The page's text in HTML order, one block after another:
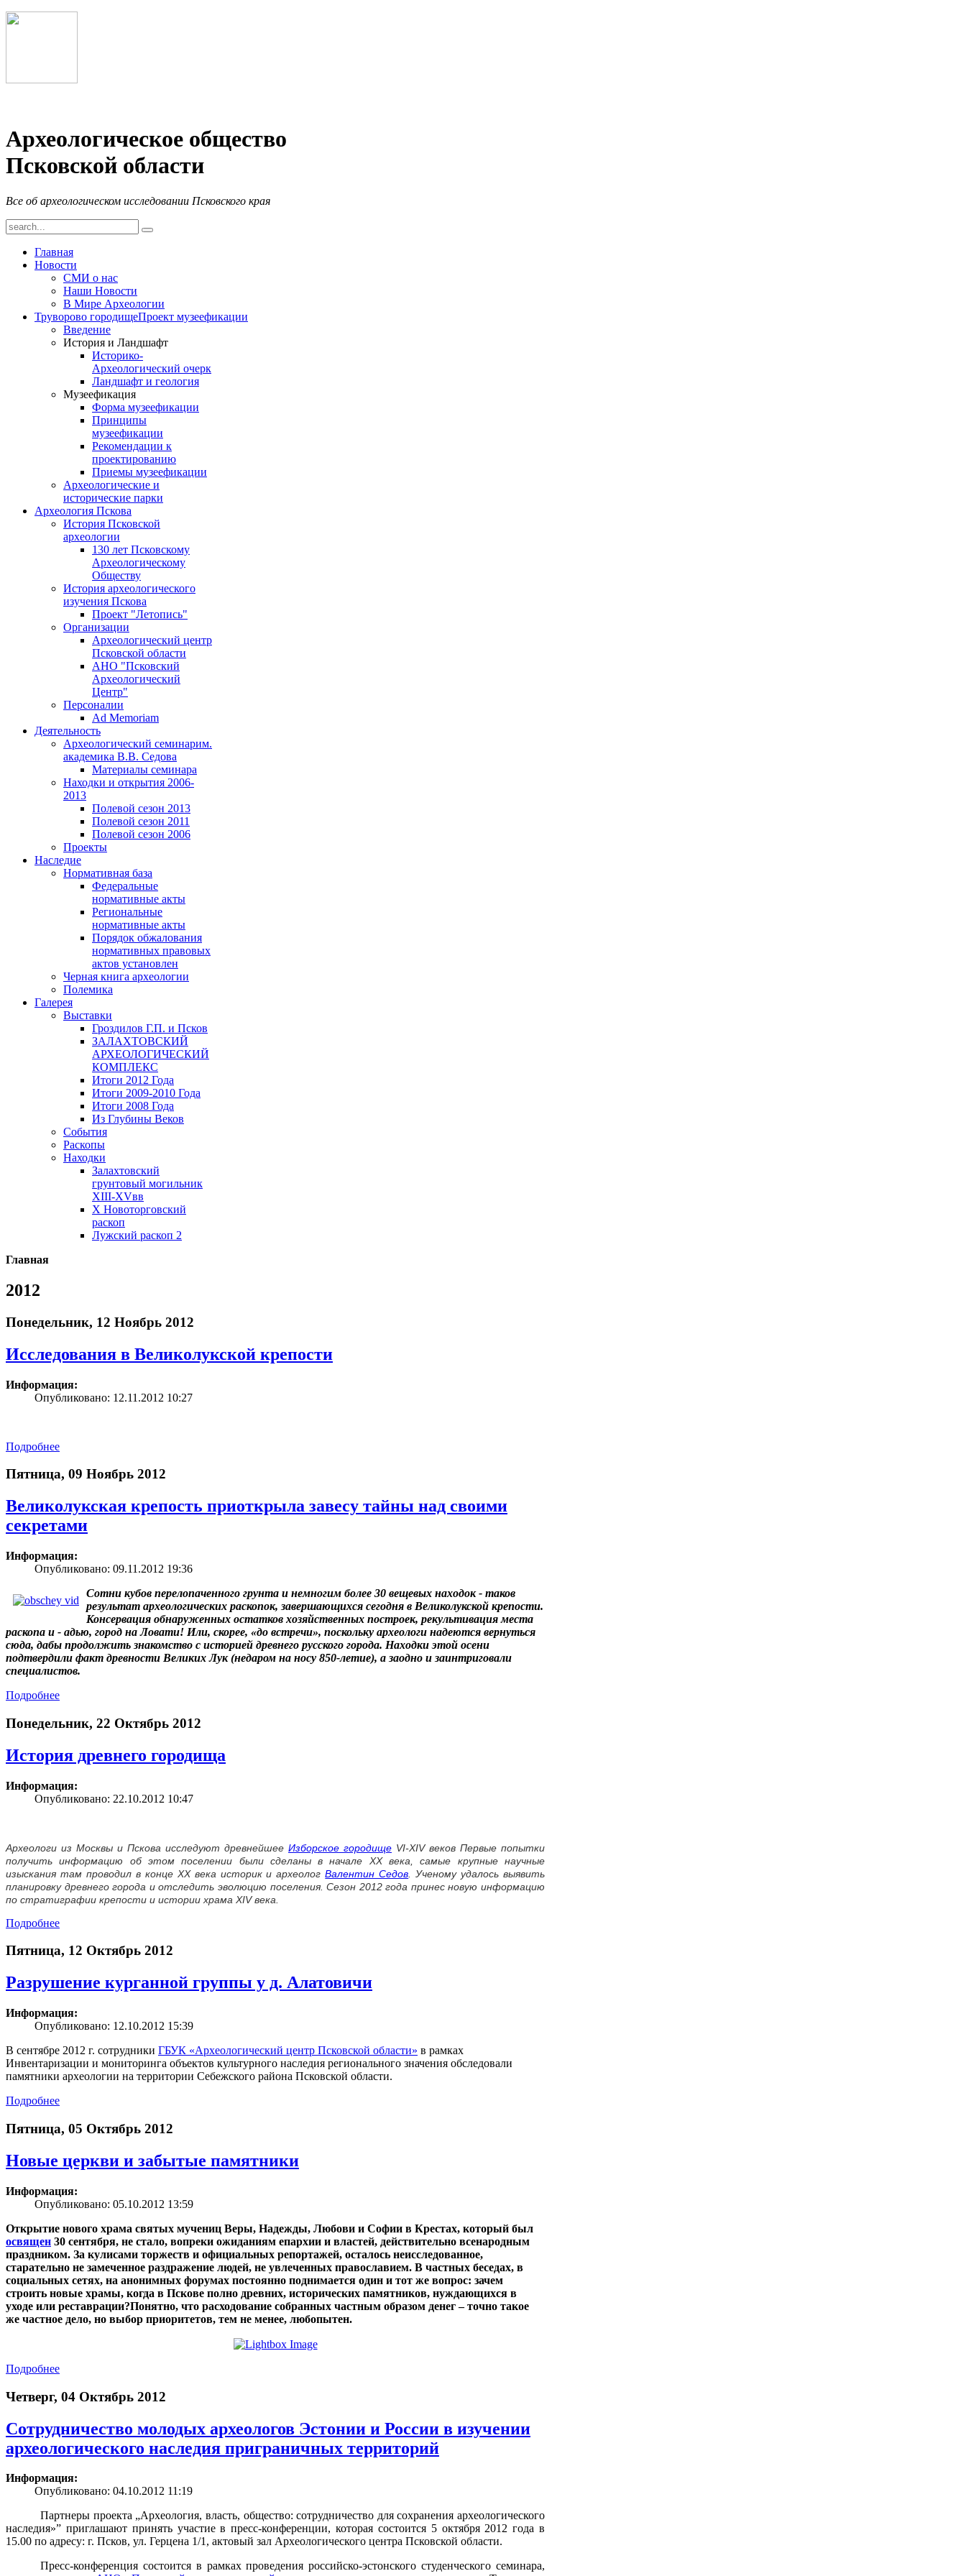
Археологическое общество
Псковской области
Все об археологическом исследовании Псковского края
Главная
Новости
СМИ о нас
Наши Новости
В Мире Археологии
Труворово городищеПроект музеефикации
Введение
История и Ландшафт
Историко-
Археологический очерк
Ландшафт и геология
Музеефикация
Форма музеефикации
Принципы
музеефикации
Рекомендации к
проектированию
Приемы музеефикации
Археологические и
исторические парки
Археология Пскова
История Псковской
археологии
130 лет Псковскому
Археологическому
Обществу
История археологического
изучения Пскова
Проект "Летопись"
Организации
Археологический центр
Псковской области
АНО "Псковский
Археологический
Центр"
Персоналии
Ad Memoriam
Деятельность
Археологический семинарим.
академика В.В. Седова
Материалы семинара
Находки и открытия 2006-
2013
Полевой сезон 2013
Полевой сезон 2011
Полевой сезон 2006
Проекты
Наследие
Нормативная база
Федеральные
нормативные акты
Региональные
нормативные акты
Порядок обжалования
нормативных правовых
актов установлен
Черная книга археологии
Полемика
Галерея
Выставки
Гроздилов Г.П. и Псков
ЗАЛАХТОВСКИЙ
АРХЕОЛОГИЧЕСКИЙ
КОМПЛЕКС
Итоги 2012 Года
Итоги 2009-2010 Года
Итоги 2008 Года
Из Глубины Веков
События
Раскопы
Находки
Залахтовский
грунтовый могильник
XIII-XVвв
X Новоторговский
раскоп
Лужский раскоп 2
Главная
2012
Понедельник, 12 Ноябрь 2012
Исследования в Великолукской крепости
Информация:
Опубликовано: 12.11.2012 10:27
Подробнее
Пятница, 09 Ноябрь 2012
Великолукская крепость приоткрыла завесу тайны над своими
секретами
Информация:
Опубликовано: 09.11.2012 19:36
Сотни кубов перелопаченного грунта и немногим более 30 вещевых находок - таков
результат археологических раскопок, завершающихся сегодня в Великолукской крепости.
Консервация обнаруженных остатков хозяйственных построек, рекультивация места
раскопа и - адью, город на Ловати! Или, скорее, «до встречи», поскольку археологи надеются вернуться
сюда, дабы продолжить знакомство с историей древнего русского города. Находки этой осени
подтвердили факт древности Великих Лук (недаром на носу 850-летие), а заодно и заинтриговали
специалистов.
Подробнее
Понедельник, 22 Октябрь 2012
История древнего городища
Информация:
Опубликовано: 22.10.2012 10:47
Археологи из Москвы и Пскова исследуют древнейшее Изборское городище VI-XIV веков Первые попытки
получить информацию об этом поселении были сделаны в начале XX века, самые крупные научные
изыскания там проводил в конце XX века историк и археологВалентин Седов . Ученому удалось выявить
планировку древнего города и отследить эволюцию поселения. Сезон 2012 года принес новую информацию
по стратиграфии крепости и истории храма XIV века.
Подробнее
Пятница, 12 Октябрь 2012
Разрушение курганной группы у д. Алатовичи
Информация:
Опубликовано: 12.10.2012 15:39
В сентябре 2012 г. сотрудники ГБУК «Археологический центр Псковской области» в рамках
Инвентаризации и мониторинга объектов культурного наследия регионального значения обследовали
памятники археологии на территории Себежского района Псковской области.
Подробнее
Пятница, 05 Октябрь 2012
Новые церкви и забытые памятники
Информация:
Опубликовано: 05.10.2012 13:59
Открытие нового храма святых мучениц Веры, Надежды, Любови и Софии в Крестах, который был
освящен 30 сентября, не стало, вопреки ожиданиям епархии и властей, действительно всенародным
праздником. За кулисами торжеств и официальных репортажей, осталось неисследованное,
старательно не замеченное раздражение людей, не увлеченных православием. В частных беседах, в
социальных сетях, на анонимных форумах постоянно поднимается один и тот же вопрос: зачем
строить новые храмы, когда в Пскове полно древних, исторических памятников, нуждающихся в
уходе или реставрации?Понятно, что расходование собранных частным образом денег – точно такое
же частное дело, но выбор приоритетов, тем не менее, любопытен.
Подробнее
Четверг, 04 Октябрь 2012
Сотрудничество молодых археологов Эстонии и России в изучении
археологического наследия приграничных территорий
Информация:
Опубликовано: 04.10.2012 11:19
Партнеры проекта „Археология, власть, общество: сотрудничество для сохранения археологического
наследия»” приглашают принять участие в пресс-конференции, которая состоится 5 октября 2012 года в
15.00 по адресу: г. Псков, ул. Герцена 1/1, актовый зал Археологического центра Псковской области.
Пресс-конференция состоится в рамках проведения российско-эстонского студенческого семинара,